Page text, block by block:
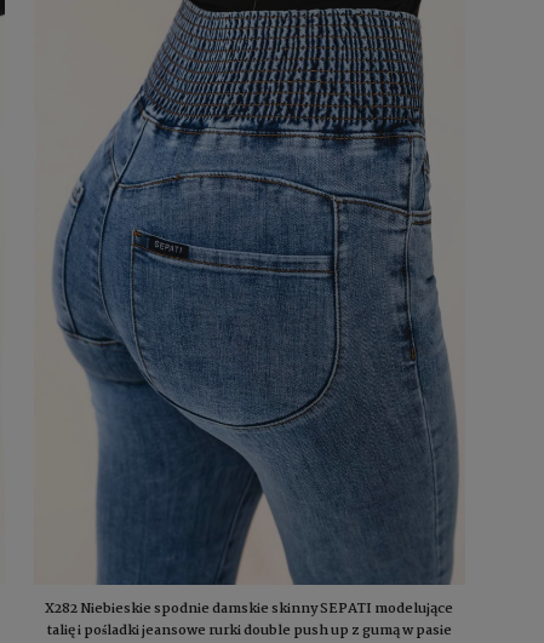
X282 Niebieskie spodnie damskie skinny SEPATI modelujące
talię i pośladki jeansowe rurki double push up z gumą w pasie